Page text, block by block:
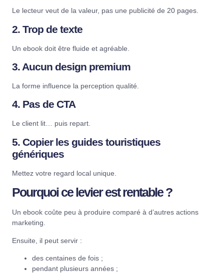
Le lecteur veut de la valeur, pas une publicité de 20 pages.
2. Trop de texte
Un ebook doit être fluide et agréable.
3. Aucun design premium
La forme influence la perception qualité.
4. Pas de CTA
Le client lit… puis repart.
5. Copier les guides touristiques
génériques
Mettez votre regard local unique.
Pourquoi ce levier est rentable ?
Un ebook coûte peu à produire comparé à d’autres actions
marketing.
Ensuite, il peut servir :
des centaines de fois ;
pendant plusieurs années ;